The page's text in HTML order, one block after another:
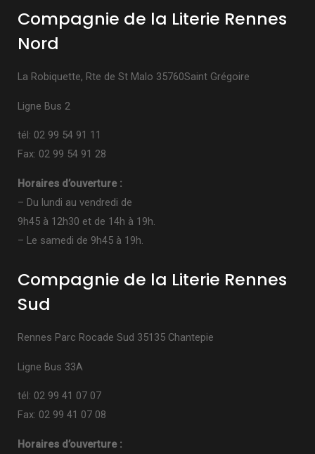
Compagnie de la Literie Rennes
Nord
La Robiquette, Rte de St Malo 35760Saint Grégoire
Ligne Bus 2
tél: 02 99 54 91 11
Fax: 02 99 54 91 28
Horaires d’ouverture :
– Du lundi au vendredi de
9h45 à 12h30 et de 14h à 19h.
– Le samedi de 9h45 à 19h.
Compagnie de la Literie Rennes
Sud
Rennes Parc Rocade Sud 35135 Chantepie
Ligne Bus 33A
tél: 02 99 41 07 07
Fax: 02 99 41 07 08
Horaires d’ouverture :